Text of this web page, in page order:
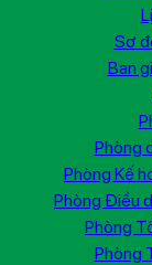
Sơ
Ban
Phòng
Phòng Kế
Phòng Điều
Phòng
Phòng